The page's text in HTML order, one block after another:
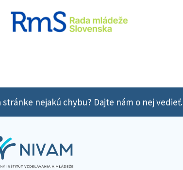
stránke nejakú chybu? Dajte nám o nej vedieť.